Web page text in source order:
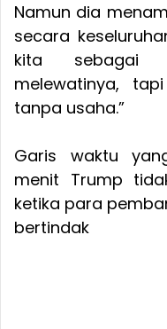
Namun dia
secara
kita sebagai
melewatinya,
tanpa usaha.”
Garis waktu
menit Trump
ketika para
bertindak